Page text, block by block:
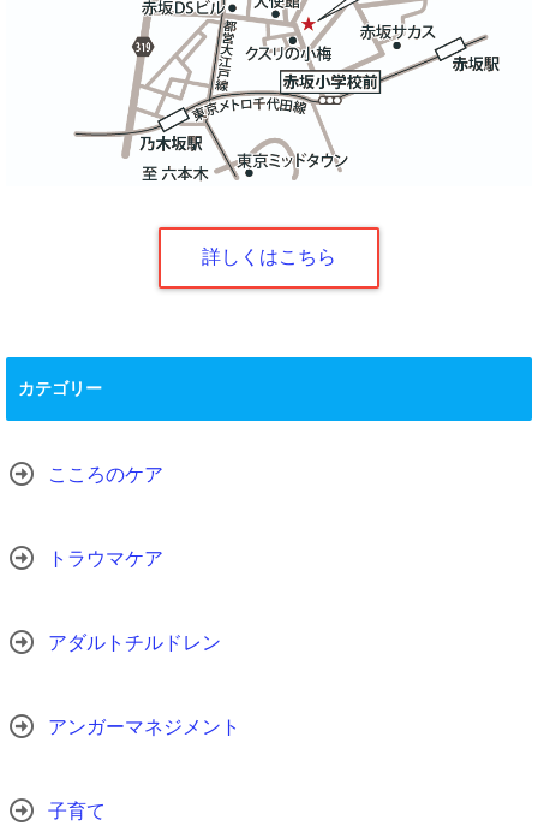
詳しくはこちら
カテゴリー
こころのケア
トラウマケア
アダルトチルドレン
アンガーマネジメント
子育て